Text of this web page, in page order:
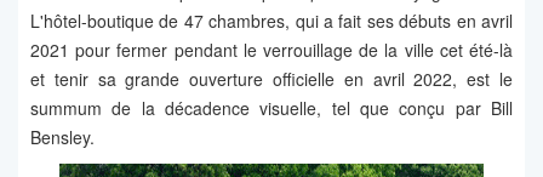
L'hôtel-boutique de 47 chambres, qui a fait ses débuts en avril
2021 pour fermer pendant le verrouillage de la ville cet été-là
et tenir sa grande ouverture officielle en avril 2022, est le
summum de la décadence visuelle, tel que conçu par Bill
Bensley.